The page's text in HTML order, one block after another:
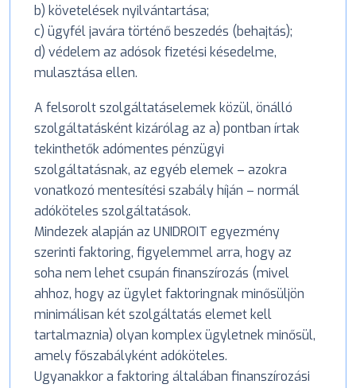
b) követelések nyilvántartása;
c) ügyfél javára történő beszedés (behajtás);
d) védelem az adósok fizetési késedelme,
mulasztása ellen.
A felsorolt szolgáltatáselemek közül, önálló
szolgáltatásként kizárólag az a) pontban írtak
tekinthetők adómentes pénzügyi
szolgáltatásnak, az egyéb elemek – azokra
vonatkozó mentesítési szabály híján – normál
adóköteles szolgáltatások.
Mindezek alapján az UNIDROIT egyezmény
szerinti faktoring, figyelemmel arra, hogy az
soha nem lehet csupán finanszírozás (mivel
ahhoz, hogy az ügylet faktoringnak minősüljön
minimálisan két szolgáltatás elemet kell
tartalmaznia) olyan komplex ügyletnek minősül,
amely főszabályként adóköteles.
Ugyanakkor a faktoring általában finanszírozási